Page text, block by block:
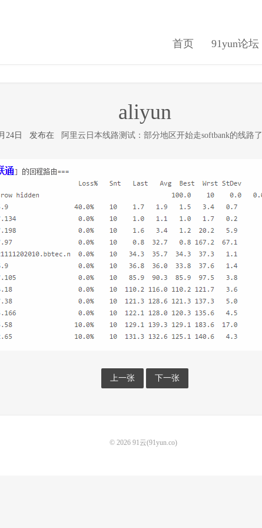
首页 91yun论坛
aliyun
24日 发布在 阿里云日本线路测试：部分地区开始走softbank的线路了
上一张 下一张
© 2026 91云(91yun.co)